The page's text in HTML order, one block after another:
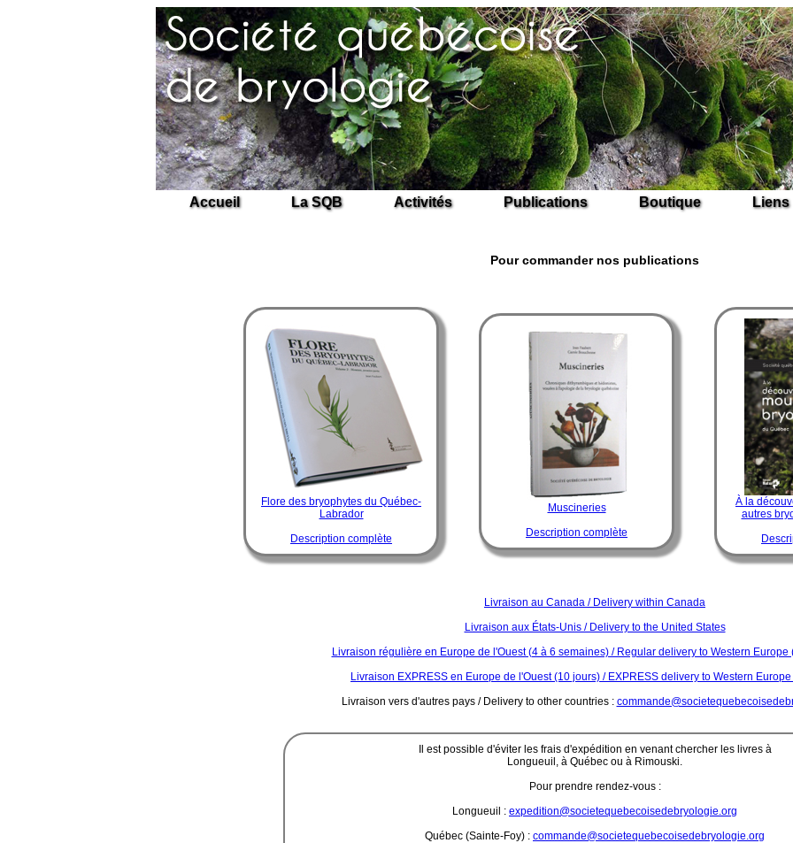
Accueil La SQB Activités Publications Boutique Liens
Pour commander nos publications
Flore des bryophytes du Québec-
Labrador
Description complète
Muscineries
Description complète
À la
autres
Livraison au Canada / Delivery within Canada
Livraison aux États-Unis / Delivery to the United States
Livraison régulière en Europe de l'Ouest (4 à 6 semaines) / Regular delivery to Western Europe
Livraison EXPRESS en Europe de l'Ouest (10 jours) / EXPRESS delivery to Western
Livraison vers d'autres pays / Delivery to other countries :
Il est possible d'éviter les frais d'expédition en venant chercher les livres à
Longueuil, à Québec ou à Rimouski.
Pour prendre rendez-vous :
Longueuil : expedition@societequebecoisedebryologie.org
Québec (Sainte-Foy) : commande@societequebecoisedebryologie.org